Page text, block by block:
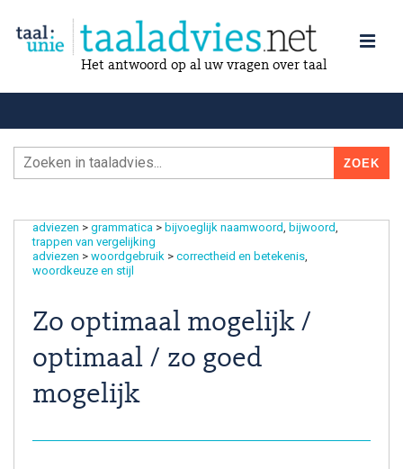
Het antwoord op al uw vragen over taal
adviezen > grammatica > bijvoeglijk naamwoord
bijwoord
trappen van vergelijking
adviezen > woordgebruik > correctheid en betekenis
woordkeuze en stijl
Zo optimaal mogelijk /
optimaal / zo goed
mogelijk